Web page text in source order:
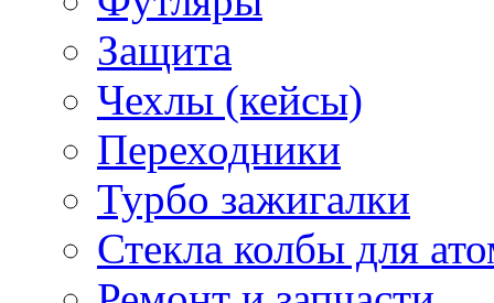
Защита
Чехлы (кейсы)
Переходники
Турбо зажигалки
Стекла колбы для